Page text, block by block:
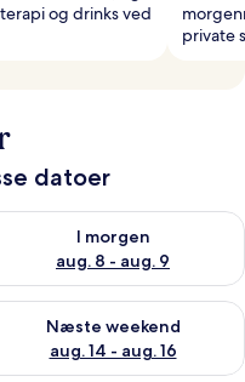
og drinks ved
private
datoer
- aug. 8
I morgen
aug. 8 - aug. 9
tilgængelighed for i
aug. 7 - aug. 9
Næste weekend
aug. 14 - aug. 16
tilgængelighed for næste